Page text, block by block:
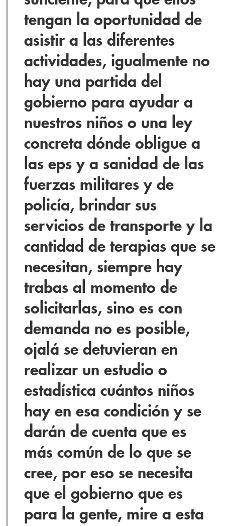
tengan la oportunidad de
asistir a las diferentes
actividades, igualmente no
hay una partida del
gobierno para ayudar a
nuestros niños o una ley
concreta dónde obligue a
las eps y a sanidad de las
fuerzas militares y de
policía, brindar sus
servicios de transporte y la
cantidad de terapias que se
necesitan, siempre hay
trabas al momento de
solicitarlas, sino es con
demanda no es posible,
ojalá se detuvieran en
realizar un estudio o
estadística cuántos niños
hay en esa condición y se
darán de cuenta que es
más común de lo que se
cree, por eso se necesita
que el gobierno que es
para la gente, mire a esta